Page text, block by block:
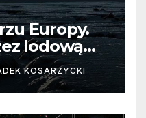
Europy.
lodową
KOSARZYCKI